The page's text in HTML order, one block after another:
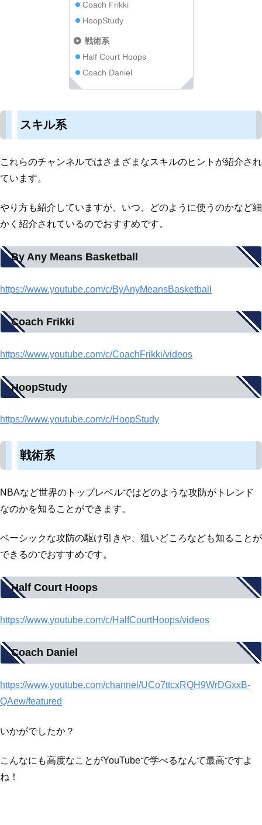
Coach Frikki
HoopStudy
戦術系
Half Court Hoops
Coach Daniel
スキル系
これらのチャンネルではさまざまなスキルのヒントが紹介され
ています。
やり方も紹介していますが、いつ、どのように使うのかなど細
かく紹介されているのでおすすめです。
By Any Means Basketball
https://www.youtube.com/c/ByAnyMeansBasketball
Coach Frikki
https://www.youtube.com/c/CoachFrikki/videos
HoopStudy
https://www.youtube.com/c/HoopStudy
戦術系
NBAなど世界のトップレベルではどのような攻防がトレンド
なのかを知ることができます。
ベーシックな攻防の駆け引きや、狙いどころなども知ることが
できるのでおすすめです。
Half Court Hoops
https://www.youtube.com/c/HalfCourtHoops/videos
Coach Daniel
https://www.youtube.com/channel/UCo7ttcxRQH9WrDGxxB-
QAew/featured
いかがでしたか？
こんなにも高度なことがYouTubeで学べるなんて最高ですよ
ね！